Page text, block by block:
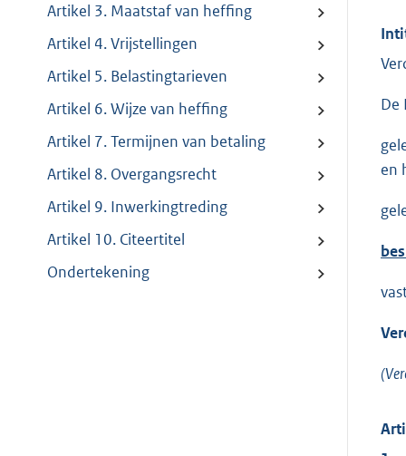
Artikel 3. Maatstaf van heffing
Artikel 4. Vrijstellingen
Artikel 5. Belastingtarieven
Artikel 6. Wijze van heffing
Artikel 7. Termijnen van betaling
Artikel 8. Overgangsrecht
Artikel 9. Inwerkingtreding
Artikel 10. Citeertitel
Ondertekening
De
en